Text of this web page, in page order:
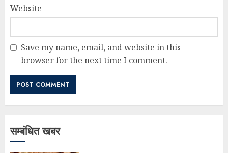
Website
Save my name, email, and website in this
browser for the next time I comment.
सम्बंधित खबर